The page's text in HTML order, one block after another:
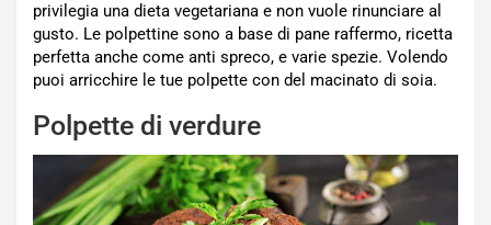
privilegia una dieta vegetariana e non vuole rinunciare al
gusto. Le polpettine sono a base di pane raffermo, ricetta
perfetta anche come anti spreco, e varie spezie. Volendo
puoi arricchire le tue polpette con del macinato di soia.
Polpette di verdure